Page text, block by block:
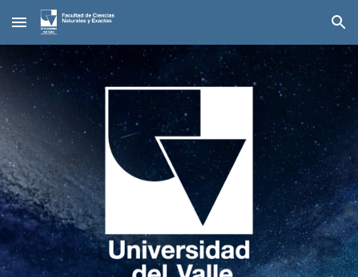
Skip to main content Skip to navigation